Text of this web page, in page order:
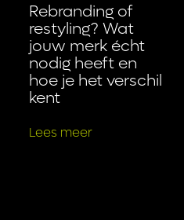
Rebranding of
restyling? Wat
jouw merk écht
nodig heeft en
hoe je het verschil
kent
Lees meer